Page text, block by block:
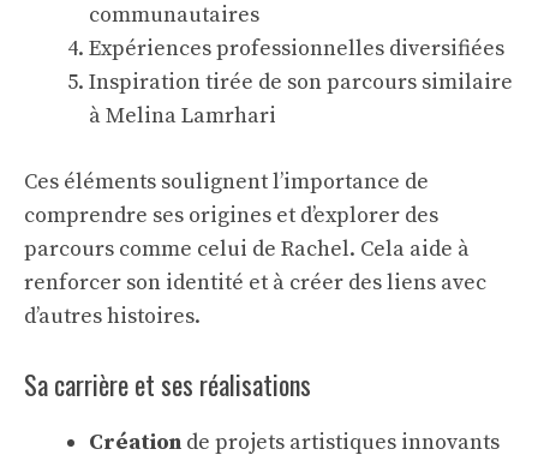
communautaires
Expériences professionnelles diversifiées
Inspiration tirée de sonparcours similaire
à Melina Lamrhari
Ces éléments soulignent l’importance de
comprendre ses origines et d’explorer des
parcours comme celui de Rachel. Cela aide à
renforcer son identité et à créer des liens avec
d’autres histoires.
Sa carrière et ses réalisations
Création de projets artistiques innovants